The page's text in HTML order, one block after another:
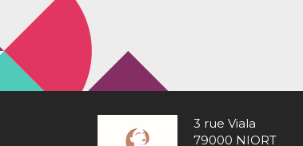
3 rue Viala
79000 NIORT